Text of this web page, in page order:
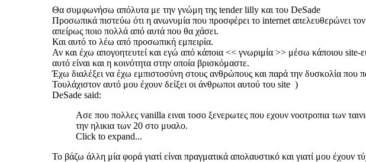
Θα συμφωνήσω απόλυτα με την γνώμη της tender lilly και του DeSade
Προσωπικά πιστεύω ότι η ανωνυμία που προσφέρει το internet απελευθερώνει τον
απείρως ποιο πολλά από αυτά που θα χάσει.
Και αυτό το λέω από προσωπική εμπειρία.
Αν και έχω απογοητευτεί και εγώ από κάποια << γνωριμία >> μέσω κάποιου site-
αυτό είναι και η κοινότητα στην οποία βρισκόμαστε.
Έχω διαλέξει να έχω εμπιστοσύνη στους ανθρώπους και παρά την δυσκολία που
Τουλάχιστον αυτό μου έχουν δείξει οι άνθρωποι αυτού του site )
DeSade said:
Ασε που πολλες vanilla ειναι τοσο ξενερωτες που εχουν νοοτροπια των
την ηλικια των 20 στο μυαλο.
Click to expand...
Το βάζω άλλη μία φορά γιατί είναι πραγματικά απολαυστικό και γιατί μου έχουν